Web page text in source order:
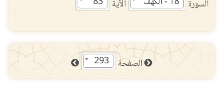
السورة الآية
الصفحة 293